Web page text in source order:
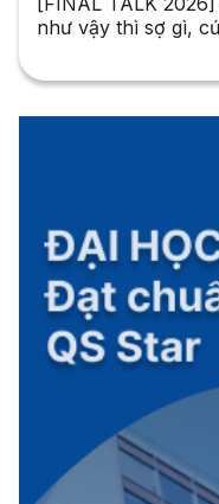
như vậy thì sợ gì,